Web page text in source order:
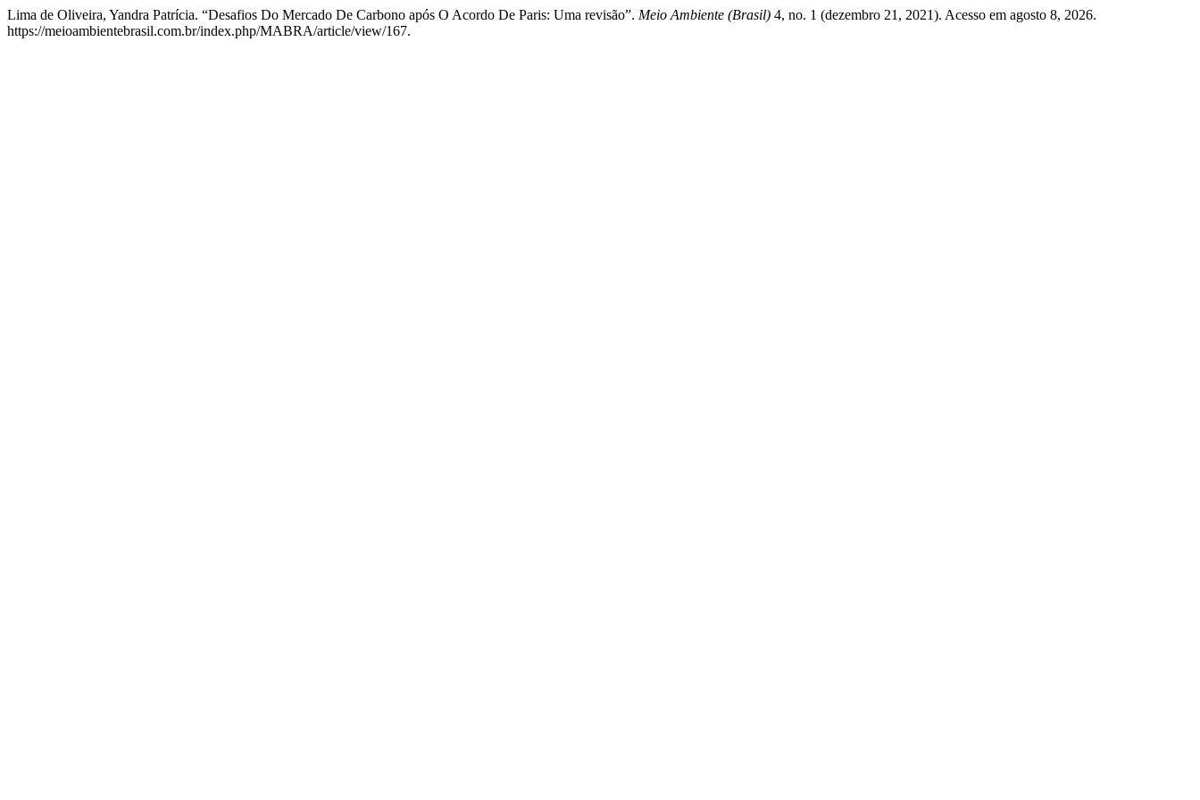
Lima de Oliveira, Yandra Patrícia. “Desafios Do Mercado De Carbono após O Acordo De Paris: Uma revisão”. Meio Ambiente (Brasil) 4, no. 1 (dezembro 21, 2021). Acesso em agosto 8, 2026.
https://meioambientebrasil.com.br/index.php/MABRA/article/view/167.